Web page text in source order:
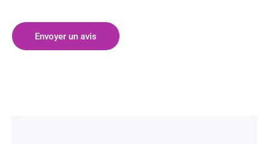
Envoyer un avis